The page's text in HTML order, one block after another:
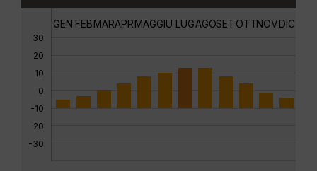
30
20
10
0
-10
-20
-30
GEN FEBMARAPRMAGGIU LUGAGOSETOTTNOVDIC